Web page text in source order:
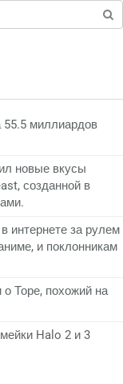
55.5 миллиардов
новые вкусы
созданной в
интернете за рулем
и поклонникам
Торе, похожий на
Halo 2 и 3